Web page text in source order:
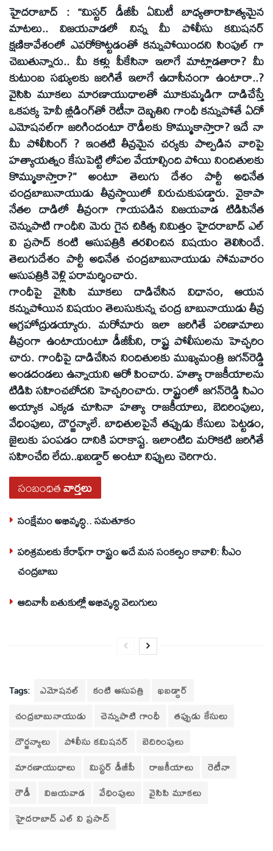
హైదరాబాద్‌ : ‘‘మిస్టర్‌ డీజీపీ ఏమిటీ బాధ్యతారాహిత్యమైన
మాటలు.. విజయవాడలో నిన్న మీ పోలీసు కమిషనర్‌
క్షణికావేశంలో ఎవరోకొట్టడంతో కన్నుపోయిందని సింపుల్‌ గా
చెబుతున్నారు.. మీ కళ్లు పీకేసినా ఇలాగే మాట్లాడతారా? మీ
కుటుంబ సభ్యులకు జరిగితే ఇలాగే ఉదాసీనంగా ఉంటారా..?
వైసిపి మూకలు మారణాయుధాలతో మూకుమ్మడిగా దాడిచేస్తే
ఒకపక్క హెవీ బ్లీడింగ్‌తో రెటీనా దెబ్బతిని గాంధీ కన్నుపోతే ఏదో
ఎమోషనల్‌గా జరిగిందంటూ రౌడీలకు కొమ్ముకాస్తారా? ఇదే నా
మీ పోలీసింగ్‌ ? ఇంతటి తీవ్రమైన చర్యకు పాల్పడిన వారిపై
హత్యాయత్నం కేసుపెట్టి లోపల వేయాల్సింది పోయి నిందితులకు
కొమ్ముకాస్తారా?’’ అంటూ తెలుగు దేశం పార్టీ అధినేత
చంద్రబాబునాయుడు తీవ్రస్థాయిలో విరుచుకుపడ్డారు. వైకాపా
నేతల దాడిలో తీవ్రంగా గాయపడిన విజయవాడ టిడిపినేత
చెన్నుపాటి గాంధీని మెరు గైన చికిత్స నిమిత్తం హైదరాబాద్‌ ఎల్‌
వి ప్రసాద్‌ కంటి ఆసుపత్రికి తరలించిన విషయం తెలిసిందే.
తెలుగుదేశం పార్టీ అధినేత చంద్రబాబునాయుడు సోమవారం
ఆసుపత్రికి వెళ్లి పరామర్శించారు.
గాంధీపై వైసిపి మూకలు దాడిచేసిన విధానం, ఆయన
కన్నుపోయిన విషయం తెలుసుకున్న చంద్ర బాబునాయుడు తీవ్ర
ఆగ్రహోద్రుడయ్యారు. మరోమారు ఇలా జరిగితే పరిణామాలు
తీవ్రంగా ఉంటాయంటూ డీజీపీని, రాష్ట్ర పోలీసులను హెచ్చరిం
చారు. గాంధీపై దాడిచేసిన నిందితులకు ముఖ్యమంత్రి జగన్‌రెడ్డి
అండదండలు ఉన్నాయని ఆరో పించారు. హత్యా రాజకీయాలను
టిడిపి సహించబోదని హెచ్చరించారు. రాష్ట్రంలో జగన్‌రెడ్డి సిఎం
అయ్యాక ఎక్కడ చూసినా హత్యా రాజకీయాలు, బెదిరింపులు,
వేధింపులు, దౌర్జన్యాలే. బాధితులపైనే తప్పుడు కేసులు పెట్టడం,
జైలుకు పంపడం దానికి పరాకాష్ట. ఇలాంటిది మరొకటి జరిగితే
సహించేది లేదు..ఖబడ్దార్‌ అంటూ నిప్పులు చెరిగారు.
సంబంధితవార్తలు
సంక్షేమం అభివృద్ధి.. సమతూకం
పరిశ్రమలకు కేరాఫ్‌గా రాష్ట్రం అదే మన సంకల్పం కావాలి: సీఎం
చంద్రబాబు
ఆదివాసీ బతుకుల్లో అభివృద్ధి వెలుగులు
Tags: ఎమోషనల్‌ కంటి ఆసుపత్రి
ఖబడ్దార్
చంద్రబాబునాయుడు
చెన్నుపాటి గాంధీ
తప్పుడు కేసులు
దౌర్జన్యాలు
పోలీసు కమిషనర్‌
బెదిరింపులు
మారణాయుధాలు
మిస్టర్‌ డీజీపీ రాజకీయాలు
రెటీనా
రౌడీ
విజయవాడ వేధింపులు
వైసిపి మూకలు
హైదరాబాద్‌ ఎల్‌ వి ప్రసాద్‌